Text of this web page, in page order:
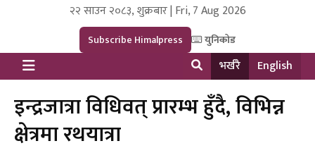
Himal Press
Dot NewsyNepal Media and Research Pvt Ltd.
२२ साउन २०८३, शुक्रबार | Fri, 7 Aug 2026
Subscribe Himalpress युनिकोड
भर्खरै English
इन्द्रजात्रा विधिवत् प्रारम्भ हुँदै, विभिन्न
क्षेत्रमा रथयात्रा